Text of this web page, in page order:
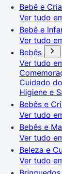
Bebê e
Ver tudo
Bebê e
Ver tudo
Bebês
Ver tudo
Cuidado
Higiene e
Bebês e
Ver tudo
Bebês e
Ver tudo
Beleza e
Ver tudo